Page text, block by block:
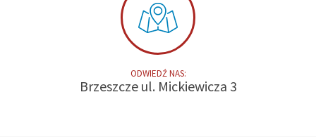
ODWIEDŹ NAS:
Brzeszcze ul. Mickiewicza 3